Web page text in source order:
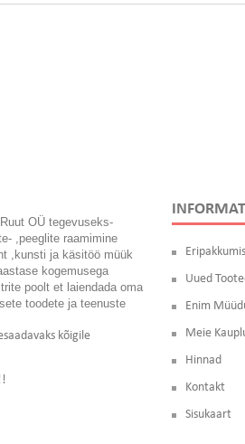
OÜ tegevuseks-
,peeglite raamimine
,kunsti ja käsitöö müük
kogemusega
poolt et laiendada oma
toodete ja teenuste
kõigile
Uued
Enim
Meie
Hinnad
Kontakt
Sisukaart